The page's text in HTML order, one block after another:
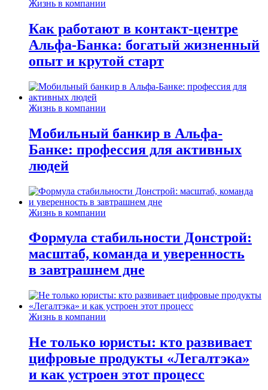
Жизнь в компании
Как работают в контакт-центре
Альфа-Банка: богатый жизненный
опыт и крутой старт
Жизнь в компании
Мобильный банкир в Альфа-
Банке: профессия для активных
людей
Жизнь в компании
Формула стабильности Донстрой:
масштаб, команда и уверенность
в завтрашнем дне
Жизнь в компании
Не только юристы: кто развивает
цифровые продукты «Легалтэка»
и как устроен этот процесс